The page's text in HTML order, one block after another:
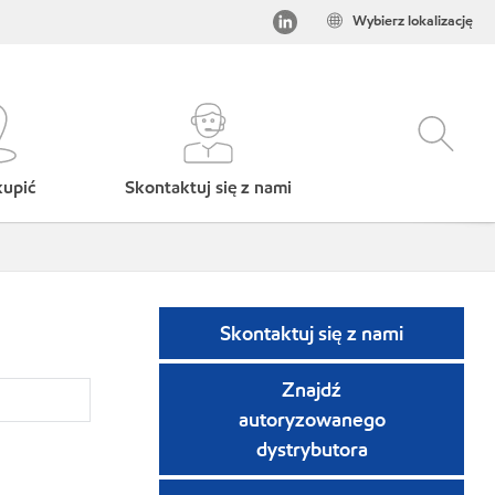
Wybierz lokalizację
Skontaktuj się z nami
Skontaktuj się z nami
Znajdź
autoryzowanego
dystrybutora